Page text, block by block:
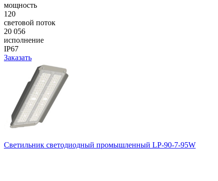
мощность
120
световой поток
20 056
исполнение
IP67
Заказать
Светильник светодиодный промышленный LP-90-7-95W